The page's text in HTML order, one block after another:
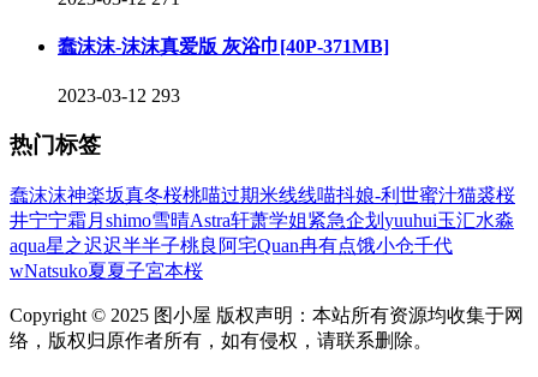
蠢沫沫-沫沫真爱版 灰浴巾[40P-371MB]
2023-03-12 293
热门标签
蠢沫沫神楽坂真冬桜桃喵过期米线线喵抖娘-利世蜜汁猫裘桜
井宁宁霜月shimo雪晴Astra轩萧学姐紧急企划 yuuhui玉汇水淼
aqua星之迟迟半半子桃良阿宅Quan冉有点饿小仓千代
wNatsuko夏夏子宮本桜
Copyright © 2025 图小屋 版权声明：本站所有资源均收集于网
络，版权归原作者所有，如有侵权，请联系删除。